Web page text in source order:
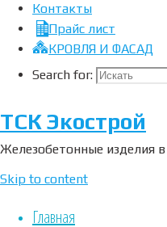
Контакты
Прайс лист
КРОВЛЯ И ФАСАД
Search for:
ТСК Экострой
Железобетонные изделия
Skip to content
Главная